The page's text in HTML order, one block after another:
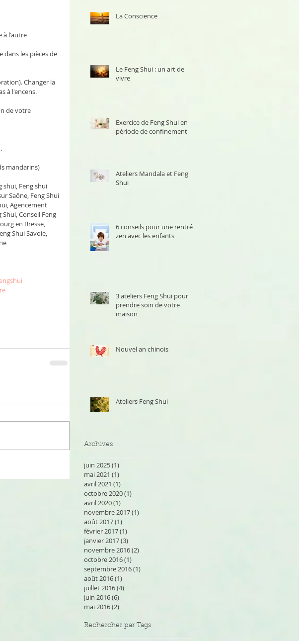
à l'autre
dans les pièces de
Changer la
à l'encens.
de votre
mandarins)
shui, Feng shui
Saône, Feng Shui
Agencement
Shui, Conseil Feng
en Bresse,
Shui Savoie,
La Conscience
Le Feng Shui : un art de
vivre
Exercice de Feng Shui en
période de confinement
Ateliers Mandala et Feng
Shui
6 conseils pour une rentrée
zen avec les enfants
3 ateliers Feng Shui pour
prendre soin de votre
maison
Nouvel an chinois
Ateliers Feng Shui
Archives
juin 2025(1)
mai 2021 (1)
avril 2021 (1)
octobre 2020(1)
avril 2020(1)
novembre 2017(1)
août 2017(1)
février 2017(1)
janvier 2017(3)
novembre 2016(2)
octobre 2016(1)
septembre 2016(1)
août 2016(1)
juillet 2016(4)
juin 2016(6)
mai 2016(2)
Rechercher par Tags